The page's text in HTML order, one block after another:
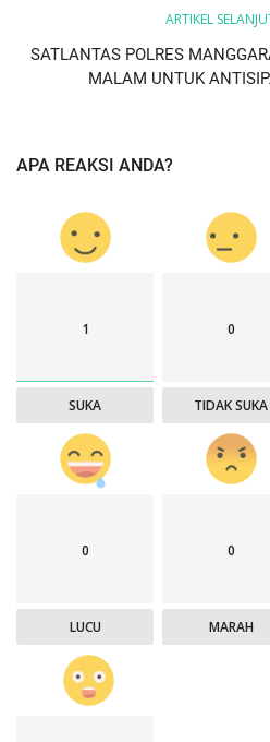
ARTIKEL
SATLANTAS POLRES
MALAM UNTUK
APA REAKSI ANDA?
1
SUKA
0
TIDAK SUKA
0
LUCU
0
MARAH